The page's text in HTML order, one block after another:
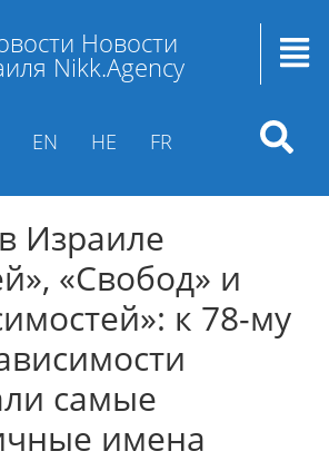
Новости
Nikk.Agency
EN HE FR
Израиле
«Свобод» и
к 78-му
самые
имена